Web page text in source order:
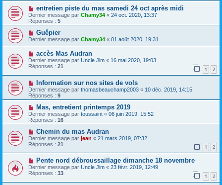
entretien piste du mas samedi 24 oct après midi
Dernier message par Chamy34 « 24 oct. 2020, 13:37
Réponses : 5
Guêpier
Dernier message par Chamy34 « 01 août 2020, 19:31
accès Mas Audran
Dernier message par Uncle Jim « 16 mai 2020, 19:03
Réponses : 21 1 2
Information sur nos sites de vols
Dernier message par thomasbeauchamp2003 « 10 déc. 2019, 14:15
Réponses : 9
Mas, entretient printemps 2019
Dernier message par toussaint « 06 juin 2019, 15:52
Réponses : 16
Chemin du mas Audran
Dernier message par jean « 21 mars 2019, 07:32
Réponses : 21 1 2
Pente nord débroussaillage dimanche 18 novembre
Dernier message par Uncle Jim « 23 févr. 2019, 12:49
Réponses : 33 1 2